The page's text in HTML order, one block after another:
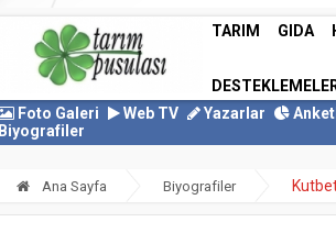
TARIM GIDA
Foto Galeri
Web TV Yazarlar
Biyografiler
Ana Sayfa Biyografiler